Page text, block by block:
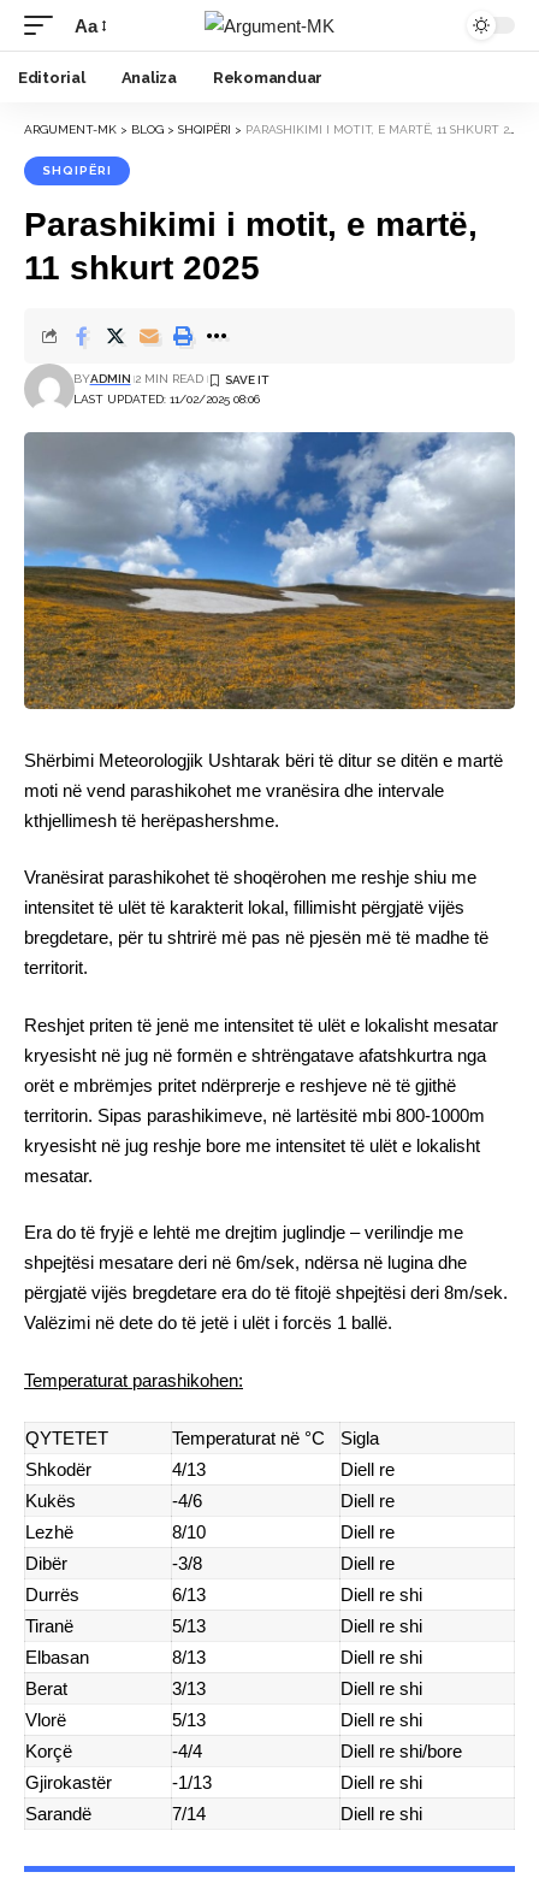
Font
Resizer
Aa
Editorial Analiza Rekomanduar
ARGUMENT-MK > BLOG > SHQIPËRI > PARASHIKIMI I MOTIT, E MARTË, 11 SHKURT 2025
SHQIPËRI
Parashikimi i motit, e martë,
11 shkurt 2025
LAST UPDATED: 11/02/2025 08:06
BYADMIN 2 MIN READ
Shërbimi Meteorologjik Ushtarak bëri të ditur se ditën e martë
moti në vend parashikohet me vranësira dhe intervale
kthjellimesh të herëpashershme.
Vranësirat parashikohet të shoqërohen me reshje shiu me
intensitet të ulët të karakterit lokal, fillimisht përgjatë vijës
bregdetare, për tu shtrirë më pas në pjesën më të madhe të
territorit.
Reshjet priten të jenë me intensitet të ulët e lokalisht mesatar
kryesisht në jug në formën e shtrëngatave afatshkurtra nga
orët e mbrëmjes pritet ndërprerje e reshjeve në të gjithë
territorin. Sipas parashikimeve, në lartësitë mbi 800-1000m
kryesisht në jug reshje bore me intensitet të ulët e lokalisht
mesatar.
Era do të fryjë e lehtë me drejtim juglindje – verilindje me
shpejtësi mesatare deri në 6m/sek, ndërsa në lugina dhe
përgjatë vijës bregdetare era do të fitojë shpejtësi deri 8m/sek.
Valëzimi në dete do të jetë i ulët i forcës 1 ballë.
Temperaturat parashikohen:
QYTETET Temperaturat në °C
Sigla
Shkodër
4/13
Diell re
Kukës
-4/6
Diell re
Lezhë
8/10
Diell re
Dibër
-3/8
Diell re
Durrës
6/13
Diell re shi
Tiranë
5/13
Diell re shi
Elbasan
8/13
Diell re shi
Berat
3/13
Diell re shi
Vlorë
5/13
Diell re shi
Korçë
-4/4
Diell re shi/bore
Gjirokastër
-1/13
Diell re shi
Sarandë
7/14 Diell re shi